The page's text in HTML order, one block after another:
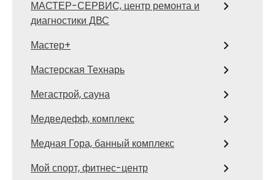
МАСТЕР-СЕРВИС, центр ремонта и
диагностики ДВС
Мастер+
Мастерская Технарь
Мегастрой, сауна
Медведефф, комплекс
Медная Гора, банный комплекс
Мой спорт, фитнес-центр